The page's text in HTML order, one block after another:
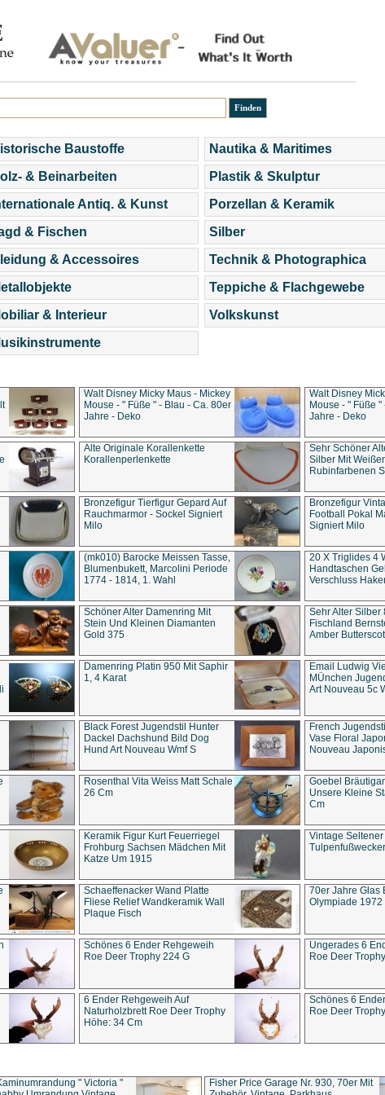
Baustoffe
& Beinarbeiten
Antiq. & Kunst
& Fischen
& Accessoires
& Interieur
Nautika & Maritimes
Plastik & Skulptur
Porzellan & Keramik
Silber
Technik & Photographica
Teppiche & Flachgewebe
Volkskunst
Walt Disney Micky Maus - Mickey
Mouse - " Füße " - Blau - Ca. 80er
Jahre - Deko
Walt Disney
Mouse - " Füße
Jahre - Deko
Alte Originale Korallenkette
Korallenperlenkette
Sehr Schöner
Silber Mit
Rubinfarbenen
Bronzefigur Tierfigur Gepard Auf
Rauchmarmor - Sockel Signiert
Milo
Bronzefigur
Football Pokal
Signiert Milo
(mk010) Barocke Meissen Tasse,
Blumenbukett, Marcolini Periode
1774 - 1814, 1. Wahl
20 X Triglides 4
Handtaschen
Verschluss
Schöner Alter Damenring Mit
Stein Und Kleinen Diamanten
Gold 375
Sehr Alter Silber
Fischland
Amber
Damenring Platin 950 Mit Saphir
1, 4 Karat
Email Ludwig
MÜnchen
Art Nouveau 5c
Black Forest Jugendstil Hunter
Dackel Dachshund Bild Dog
Hund Art Nouveau Wmf S
French
Vase Floral
Nouveau
Rosenthal Vita Weiss Matt Schale
26 Cm
Goebel
Unsere Kleine
Cm
Keramik Figur Kurt Feuerriegel
Frohburg Sachsen Mädchen Mit
Katze Um 1915
Vintage
Schaeffenacker Wand Platte
Fliese Relief Wandkeramik Wall
Plaque Fisch
70er Jahre Glas
Olympiade 1972
Schönes 6 Ender Rehgeweih
Roe Deer Trophy 224 G
Ungerades 6
Roe Deer
6 Ender Rehgeweih Auf
Naturholzbrett Roe Deer Trophy
Höhe: 34 Cm
Schönes 6
Roe Deer
" Victoria "
Fisher Price Garage Nr. 930, 70er Mit